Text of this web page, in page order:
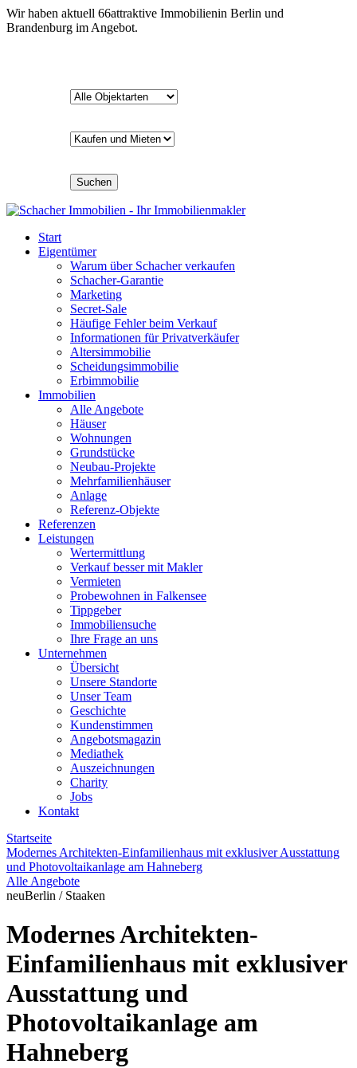
Wir haben aktuell 66attraktive Immobilienin Berlin und
Brandenburg im Angebot.
Suchen
Start
Eigentümer
Warum über Schacher verkaufen
Schacher-Garantie
Marketing
Secret-Sale
Häufige Fehler beim Verkauf
Informationen für Privatverkäufer
Altersimmobilie
Scheidungsimmobilie
Erbimmobilie
Immobilien
Alle Angebote
Häuser
Wohnungen
Grundstücke
Neubau-Projekte
Mehrfamilienhäuser
Anlage
Referenz-Objekte
Referenzen
Leistungen
Wertermittlung
Verkauf besser mit Makler
Vermieten
Probewohnen in Falkensee
Tippgeber
Immobiliensuche
Ihre Frage an uns
Unternehmen
Übersicht
Unsere Standorte
Unser Team
Geschichte
Kundenstimmen
Angebotsmagazin
Mediathek
Auszeichnungen
Charity
Jobs
Kontakt
Startseite
Modernes Architekten-Einfamilienhaus mit exklusiver Ausstattung
und Photovoltaikanlage am Hahneberg
Alle Angebote
neuBerlin / Staaken
Modernes Architekten-
Einfamilienhaus mit exklusiver
Ausstattung und
Photovoltaikanlage am
Hahneberg